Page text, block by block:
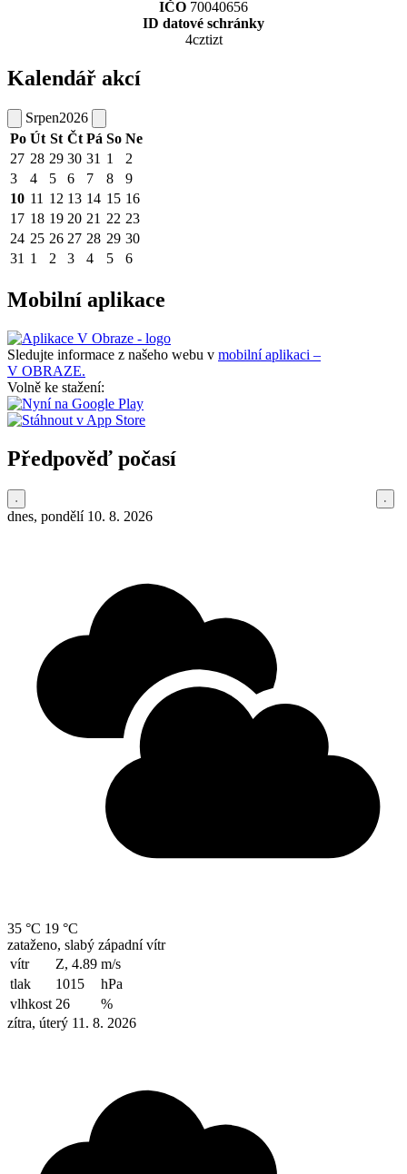
IČO 70040656
ID datové schránky
4cztizt
Kalendář akcí
Srpen2026
Po Út St Čt Pá So Ne
27 28 29 30 31 1
2
3
4 5 6 7 8
9
10 11 12 13 14 15 16
17 18 19 20 21 22 23
24 25 26 27 28 29 30
31 1 2 3 4 5 6
Mobilní aplikace
Sledujte informace z našeho webu v mobilní aplikaci –
V OBRAZE.
Volně ke stažení:
Předpověď počasí
dnes, pondělí 10. 8. 2026
35 °C 19 °C
zataženo, slabý západní vítr
vítr
Z, 4.89 m/s
tlak
1015
hPa
vlhkost 26
%
zítra, úterý 11. 8. 2026